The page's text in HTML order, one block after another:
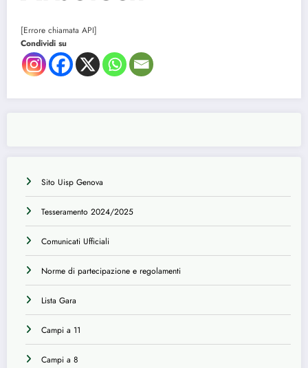
Sito Uisp Genova
Tesseramento 2024/2025
Comunicati Ufficiali
Norme di partecipazione e regolamenti
Lista Gara
Campi a 11
Campi a 8
[Errore chiamata API]
Condividi su